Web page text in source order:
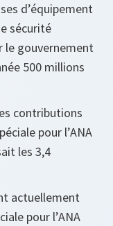
d’équipement
sécurité
le gouvernement
500 millions
contributions
pour l’ANA
les 3,4
actuellement
pour l’ANA